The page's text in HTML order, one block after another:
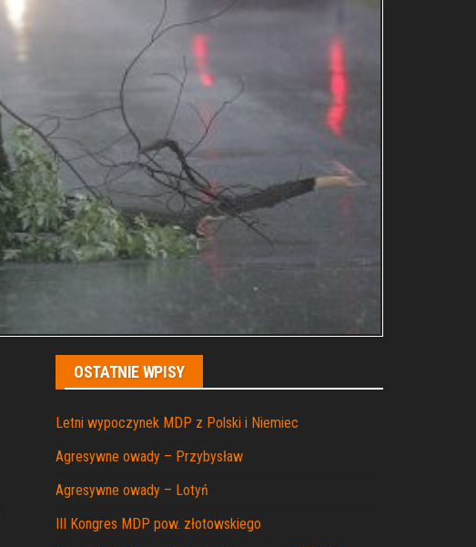
OSTATNIE WPISY
Letni wypoczynek MDP z Polski i Niemiec
Agresywne owady – Przybysław
Agresywne owady – Lotyń
III Kongres MDP pow. złotowskiego